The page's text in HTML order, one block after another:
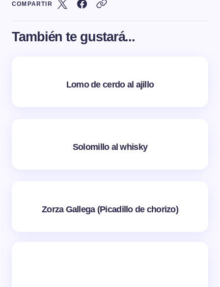
COMPARTIR
También te gustará...
Lomo de cerdo al ajillo
Solomillo al whisky
Zorza Gallega (Picadillo de chorizo)